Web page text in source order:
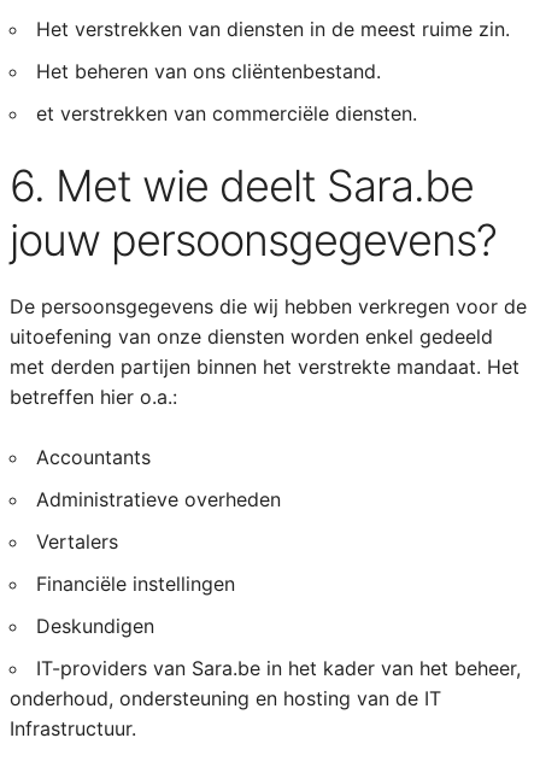
Het verstrekken van diensten in de meest ruime zin.
Het beheren van ons cliëntenbestand.
et verstrekken van commerciële diensten.
6. Met wie deelt Sara.be
jouw persoonsgegevens?
De persoonsgegevens die wij hebben verkregen voor de
uitoefening van onze diensten worden enkel gedeeld
met derden partijen binnen het verstrekte mandaat. Het
betreffen hier o.a.:
Accountants
Administratieve overheden
Vertalers
Financiële instellingen
Deskundigen
IT-providers van Sara.be in het kader van het beheer,
onderhoud, ondersteuning en hosting van de IT
Infrastructuur.